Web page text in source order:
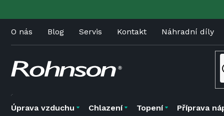
O nás Blog Servis Kontakt Náhradní díly
Úprava vzduchu Chlazení Topení Příprava